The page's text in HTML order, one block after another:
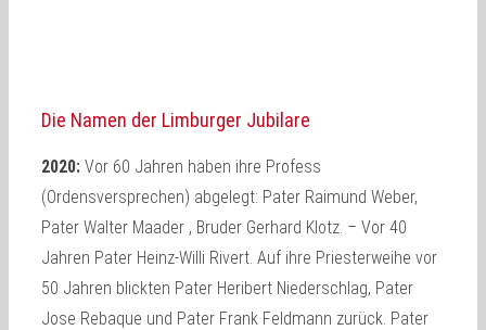
Die Namen der Limburger Jubilare
2020: Vor 60 Jahren haben ihre Profess
(Ordensversprechen) abgelegt: Pater Raimund Weber,
Pater Walter Maader , Bruder Gerhard Klotz. – Vor 40
Jahren Pater Heinz-Willi Rivert. Auf ihre Priesterweihe vor
50 Jahren blickten Pater Heribert Niederschlag, Pater
Jose Rebaque und Pater Frank Feldmann zurück. Pater